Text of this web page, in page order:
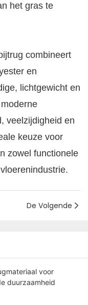
het gras te
combineert
en
lichtgewicht en
veelzijdigheid en
keuze voor
zowel functionele
De Volgende
voor
duurzaamheid